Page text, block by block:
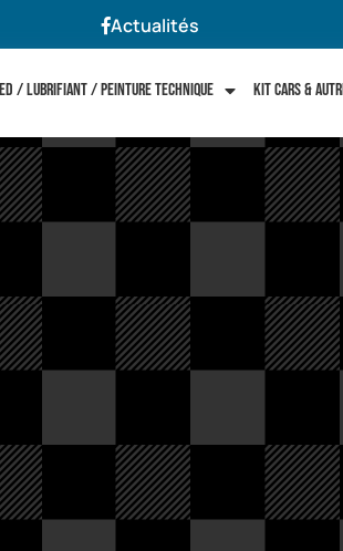
Actualités
/ Lubrifiant / Peinture technique Kit cars &